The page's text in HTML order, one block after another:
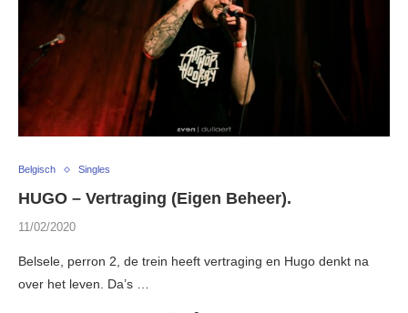
Belgisch Singles
HUGO – Vertraging (Eigen Beheer).
11/02/2020
Belsele, perron 2, de trein heeft vertraging en Hugo denkt na
over het leven. Da’s …